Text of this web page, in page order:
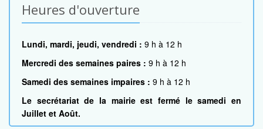
Heures d'ouverture
Lundi, mardi, jeudi, vendredi : 9 h à 12 h
Mercredi des semaines paires : 9 h à 12 h
Samedi des semaines impaires : 9 h à 12 h
Le secrétariat de la mairie est fermé le samedi en
Juillet et Août.